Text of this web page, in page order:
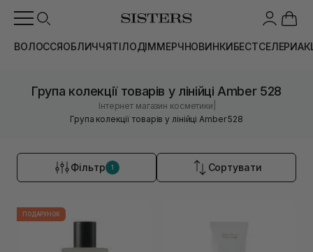
ВОЛОССЯОБЛИЧЧЯТІЛОДІММЕРЧНОВИНКИБЕСТСЕЛЕРИ
Група колекції товарів у лінійці Amber 528
Інтернет магазин косметики
Група колекції товарів у лінійці Amber 528
Фільтр 1 Сортувати
ПОДАРУНОК